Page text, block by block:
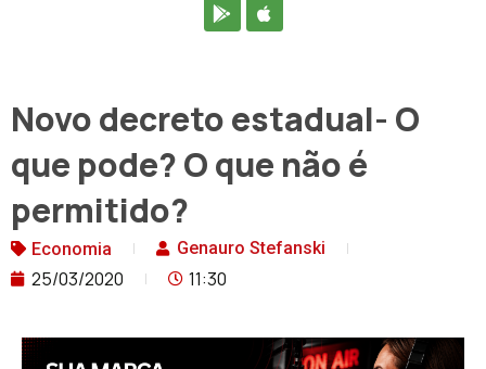
Novo decreto estadual- O
que pode? O que não é
permitido?
Economia Genauro Stefanski
25/03/2020 11:30